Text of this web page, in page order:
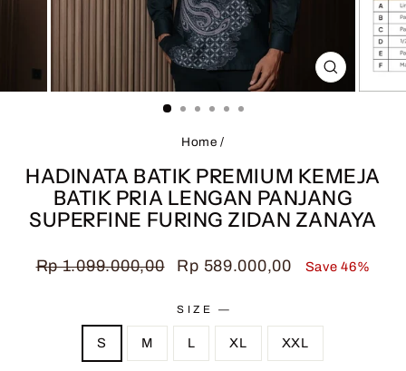
CLOSE
(ESC)
Home /
HADINATA BATIK PREMIUM KEMEJA
BATIK PRIA LENGAN PANJANG
SUPERFINE FURING ZIDAN ZANAYA
Regular
Rp 1.099.000,00
Sale
Rp 589.000,00 Save 46%
SIZE —
S M L XL XXL